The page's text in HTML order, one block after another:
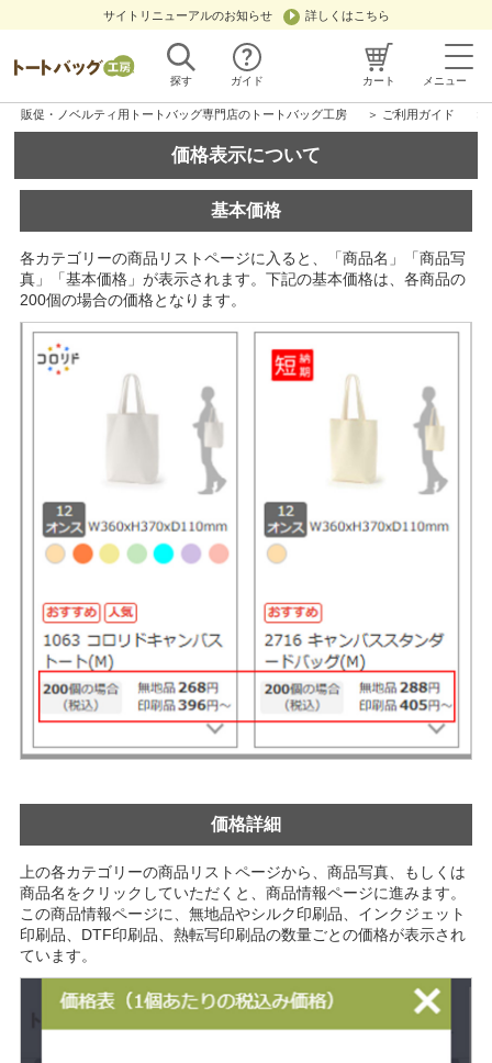
サイトリニューアルのお知らせ 詳しくはこちら
探す ガイド カート メニュー
販促・ノベルティ用トートバッグ専門店のトートバッグ工房 ＞ ご利用ガイド
価格表示について
基本価格
各カテゴリーの商品リストページに入ると、「商品名」「商品写
真」「基本価格」が表示されます。下記の基本価格は、各商品の
200個の場合の価格となります。
価格詳細
上の各カテゴリーの商品リストページから、商品写真、もしくは
商品名をクリックしていただくと、商品情報ページに進みます。
この商品情報ページに、無地品やシルク印刷品、インクジェット
印刷品、DTF印刷品、熱転写印刷品の数量ごとの価格が表示され
ています。